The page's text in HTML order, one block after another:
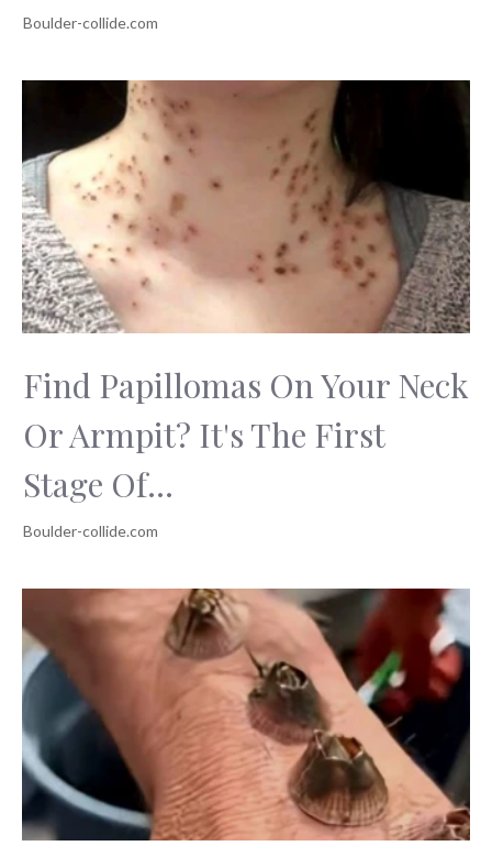
Find Papillomas On Your Neck
Or Armpit? It's The First
Stage Of...